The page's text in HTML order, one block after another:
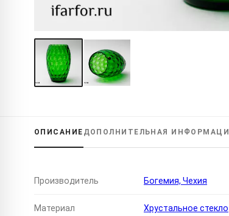
ОПИСАНИЕ ДОПОЛНИТЕЛЬНАЯ
Производитель Богемия, Чехия
Материал Хрустальное стекло